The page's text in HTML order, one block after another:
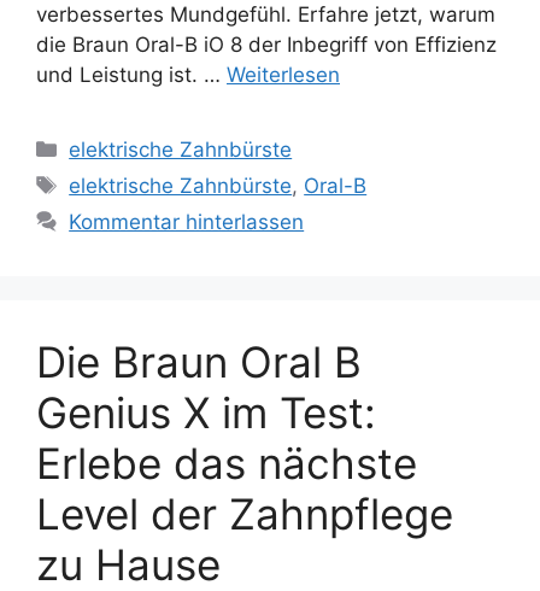
verbessertes Mundgefühl. Erfahre jetzt, warum
die Braun Oral-B iO 8 der Inbegriff von Effizienz
und Leistung ist. … Weiterlesen
Kategorien
elektrische Zahnbürste
Schlagwörter
elektrische Zahnbürste, Oral-B
Kommentar hinterlassen
Die Braun Oral B
Genius X im Test:
Erlebe das nächste
Level der Zahnpflege
zu Hause